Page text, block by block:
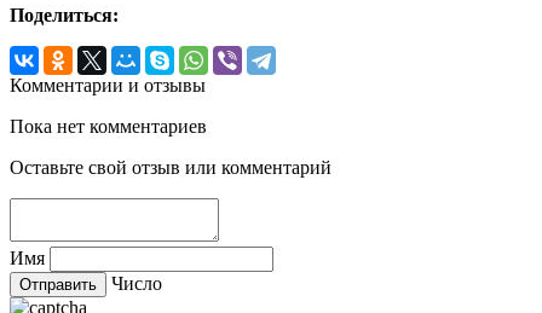
Поделиться:
Комментарии и отзывы
Пока нет комментариев
Оставьте свой отзыв или комментарий
Имя
Число